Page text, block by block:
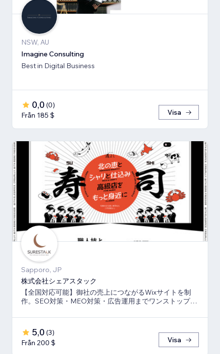
NSW, AU
Imagine Consulting
Best in Digital Business
0,0 (0)
Från 185 $
Visa
Sapporo, JP
株式会社シェアスタック
【全国対応可能】御社の売上につながるWixサイトを制
作。SEO対策・MEO対策・広告運用までワンストップ
5,0 (3)
Från 200 $
Visa